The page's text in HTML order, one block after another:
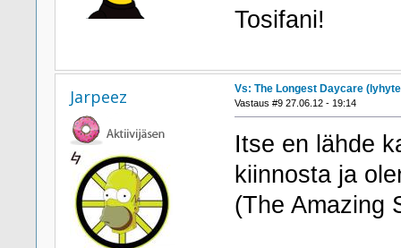
Tosifani!
Jarpeez Vs: The Longest Daycare
Vastaus #9 27.06.12 - 19:14
Itse en lähde
kiinnosta ja
(The Amazing